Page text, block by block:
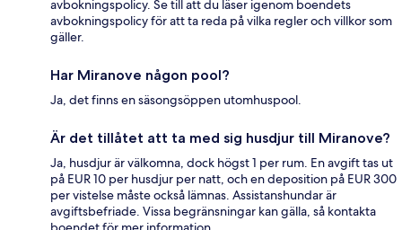
avbokningspolicy. Se till att du läser igenom boendets
avbokningspolicy för att ta reda på vilka regler och villkor som
gäller.
Har Miranove någon pool?
Ja, det finns en säsongsöppen utomhuspool.
Är det tillåtet att ta med sig husdjur till Miranove?
Ja, husdjur är välkomna, dock högst 1 per rum. En avgift tas ut
på EUR 10 per husdjur per natt, och en deposition på EUR 300
per vistelse måste också lämnas. Assistanshundar är
avgiftsbefriade. Vissa begränsningar kan gälla, så kontakta